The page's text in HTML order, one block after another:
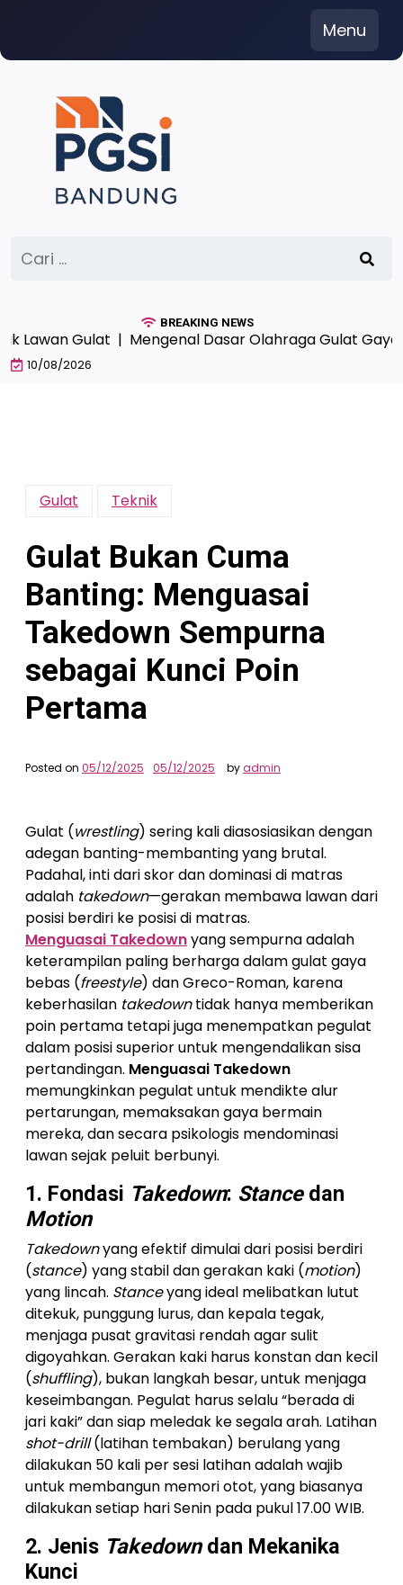
content
Menu
untuk:
BREAKING NEWS
Gulat |Mengenal Dasar Olahraga Gulat Gaya
10/08/2026
Gulat Teknik
Gulat Bukan Cuma
Banting: Menguasai
Takedown Sempurna
sebagai Kunci Poin
Pertama
Posted on 05/12/2025 05/12/2025 byadmin
Gulat (wrestling) sering kali diasosiasikan dengan
adegan banting-membanting yang brutal.
Padahal, inti dari skor dan dominasi di matras
adalah takedown—gerakan membawa lawan dari
posisi berdiri ke posisi di matras.
Menguasai Takedownyang sempurna adalah
keterampilan paling berharga dalam gulat gaya
bebas (freestyle) dan Greco-Roman, karena
keberhasilan takedowntidak hanya memberikan
poin pertama tetapi juga menempatkan pegulat
dalam posisi superior untuk mengendalikan sisa
pertandingan. Menguasai Takedown
memungkinkan pegulat untuk mendikte alur
pertarungan, memaksakan gaya bermain
mereka, dan secara psikologis mendominasi
lawan sejak peluit berbunyi.
1. Fondasi Takedown: Stancedan
Motion
Takedownyang efektif dimulai dari posisi berdiri
(stance) yang stabil dan gerakan kaki (motion)
yang lincah. Stanceyang ideal melibatkan lutut
ditekuk, punggung lurus, dan kepala tegak,
menjaga pusat gravitasi rendah agar sulit
digoyahkan. Gerakan kaki harus konstan dan kecil
(shuffling), bukan langkah besar, untuk menjaga
keseimbangan. Pegulat harus selalu “berada di
jari kaki” dan siap meledak ke segala arah. Latihan
shot-drill(latihan tembakan) berulang yang
dilakukan 50 kali per sesi latihan adalah wajib
untuk membangun memori otot, yang biasanya
dilakukan setiap hari Senin pada pukul 17.00 WIB.
2. Jenis Takedowndan Mekanika
Kunci